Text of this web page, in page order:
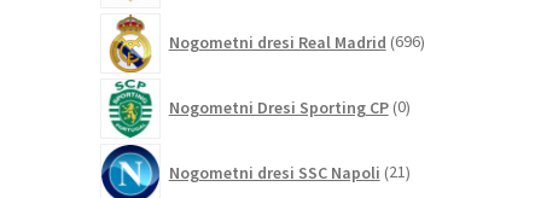
Nogometni dresi Real Madrid 696izdelkov
Nogometni Dresi Sporting CP 0izdelkov
Nogometni dresi SSC Napoli 21izdelkov